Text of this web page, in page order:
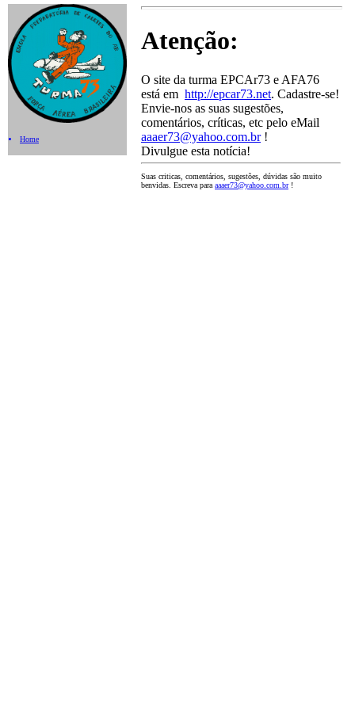
Home
Atenção:
O site da turma EPCAr73 e AFA76
está em http://epcar73.net. Cadastre-se!
Envie-nos as suas sugestões,
comentários, críticas, etc pelo eMail
aaaer73@yahoo.com.br!
Divulgue esta notícia!
Suas criticas, comentários, sugestões, dúvidas são muito
benvidas. Escreva para aaaer73@yahoo.com.br!